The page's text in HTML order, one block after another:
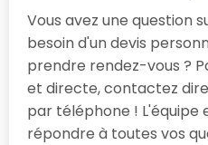
Vous avez une question
besoin d'un devis
prendre rendez-vous ?
et directe, contactez
par téléphone !
répondre à toutes vos